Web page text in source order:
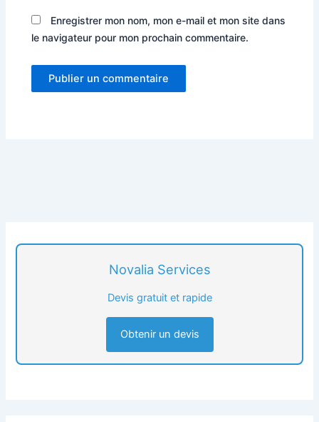
Enregistrer mon nom, mon e-mail et mon site dans
le navigateur pour mon prochain commentaire.
Novalia Services
Devis gratuit et rapide
Obtenir un devis